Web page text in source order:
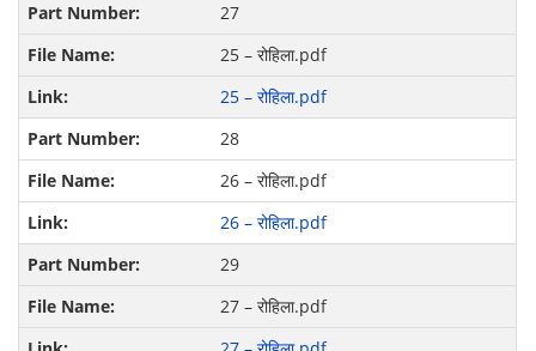
27
25 – रोहिला.pdf
25 – रोहिला.pdf
28
26 – रोहिला.pdf
26 – रोहिला.pdf
29
27 – रोहिला.pdf